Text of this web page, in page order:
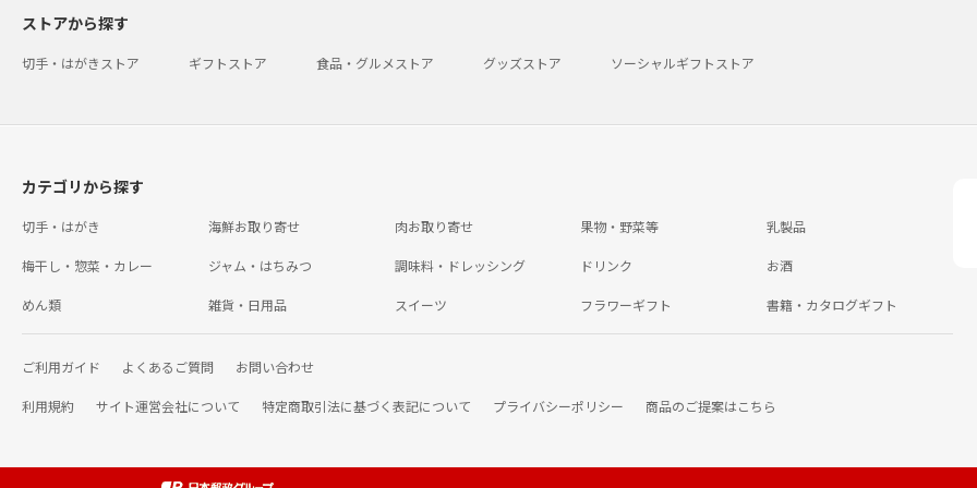
ストアから探す
切手・はがきストア ギフトストア 食品・グルメストア グッズストア ソーシャルギフトストア
カテゴリから探す
切手・はがき 海鮮お取り寄せ 肉お取り寄せ 果物・野菜等 乳製品
梅干し・惣菜・カレー ジャム・はちみつ 調味料・ドレッシング ドリンク お酒
めん類 雑貨・日用品 スイーツ フラワーギフト 書籍・カタログギフト
ご利用ガイド よくあるご質問 お問い合わせ
利用規約 サイト運営会社について 特定商取引法に基づく表記について プライバシーポリシー 商品のご提案はこちら